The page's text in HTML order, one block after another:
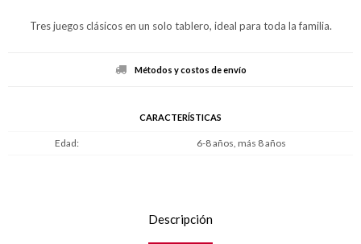
Tres juegos clásicos en un solo tablero, ideal para toda la familia.
Métodos y costos de envío
CARACTERÍSTICAS
Edad 6-8 años, más 8 años
Descripción